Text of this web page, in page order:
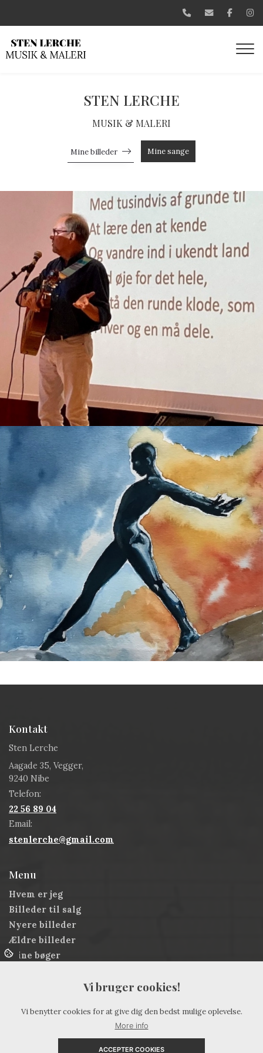
STEN LERCHE
MUSIK & MALERI
Mine billeder Mine sange
Kontakt
Sten Lerche
Aagade 35, Vegger,
9240 Nibe
Telefon:
22 56 89 04
Email:
stenlerche@gmail.com
Menu
Hvem er jeg
Billeder til salg
Nyere billeder
Ældre billeder
Mine bøger
Jorden rundt med guitar på ryggen
Vi bruger cookies!
Vi benytter cookies for at give dig den bedst mulige oplevelse.
More info
ACCEPTER COOKIES